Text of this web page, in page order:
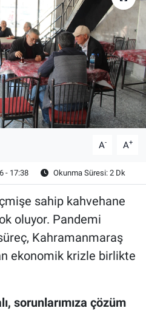
A- A+
- 17:38 Okunma Süresi: 2 Dk
sahip kahvehane
oluyor. Pandemi
Kahramanmaraş
ekonomik krizle birlikte
sorunlarımıza çözüm